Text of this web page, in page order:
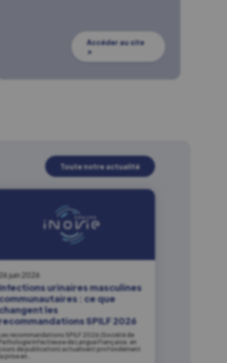
Accéder au site
↗
Toute notre actualité
26 juin 2026
urinaires masculines
: ce que
les
SPILF 2026
Les recommandations SPILF 2026 (Société de
Pathologie Infectieuse de Langue Française, en
cours de publication) actualisent profondément
la prise en…